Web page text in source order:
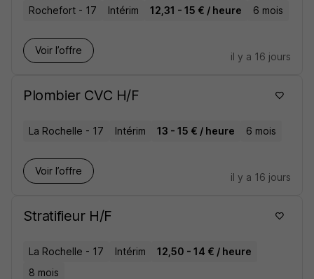
Rochefort - 17 Intérim 12,31 - 15 € / heure 6 mois
Voir l’offre
il y a 16 jours
Plombier CVC H/F
La Rochelle - 17 Intérim 13 - 15 € / heure 6 mois
Voir l’offre
il y a 16 jours
Stratifieur H/F
La Rochelle - 17 Intérim
12,50 - 14 € / heure
8 mois